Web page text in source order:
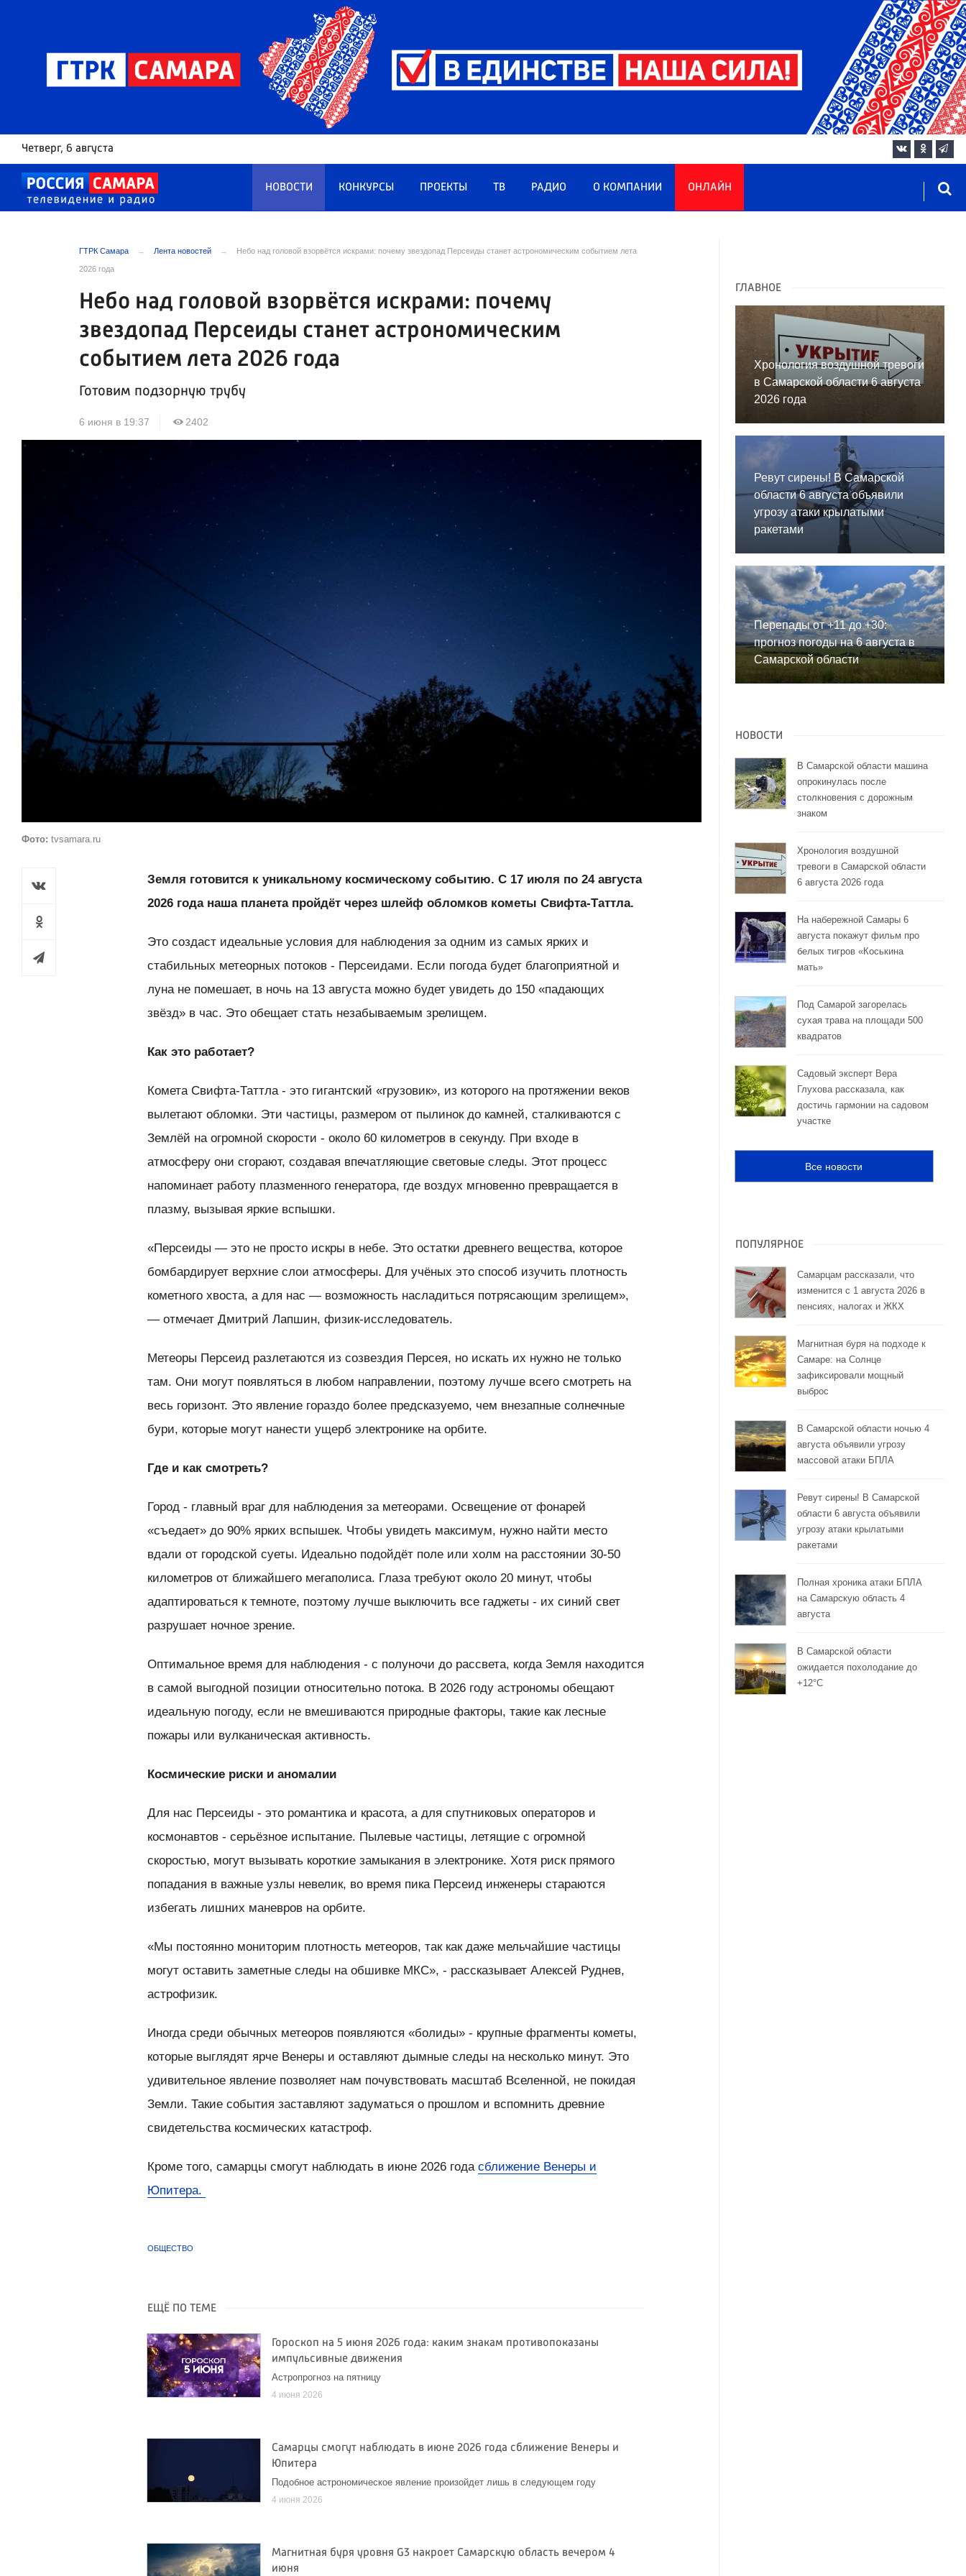
Четверг, 6 августа
НОВОСТИ КОНКУРСЫ ПРОЕКТЫ ТВ РАДИО О КОМПАНИИ ОНЛАЙН
ГТРК Самара Лента новостей Небо над головой взорвётся искрами: почему звездопад Персеиды станет астрономическим событием лета
2026 года
Небо над головой взорвётся искрами: почему
звездопад Персеиды станет астрономическим
событием лета 2026 года
Готовим подзорную трубу
6 июня в 19:37 2402
Фото: tvsamara.ru
Земля готовится к уникальному космическому событию. С 17 июля по 24 августа
2026 года наша планета пройдёт через шлейф обломков кометы Свифта-Таттла.
Это создаст идеальные условия для наблюдения за одним из самых ярких и
стабильных метеорных потоков - Персеидами. Если погода будет благоприятной и
луна не помешает, в ночь на 13 августа можно будет увидеть до 150 «падающих
звёзд» в час. Это обещает стать незабываемым зрелищем.
Как это работает?
Комета Свифта-Таттла - это гигантский «грузовик», из которого на протяжении веков
вылетают обломки. Эти частицы, размером от пылинок до камней, сталкиваются с
Землёй на огромной скорости - около 60 километров в секунду. При входе в
атмосферу они сгорают, создавая впечатляющие световые следы. Этот процесс
напоминает работу плазменного генератора, где воздух мгновенно превращается в
плазму, вызывая яркие вспышки.
«Персеиды — это не просто искры в небе. Это остатки древнего вещества, которое
бомбардирует верхние слои атмосферы. Для учёных это способ изучить плотность
кометного хвоста, а для нас — возможность насладиться потрясающим зрелищем»,
— отмечает Дмитрий Лапшин, физик-исследователь.
Метеоры Персеид разлетаются из созвездия Персея, но искать их нужно не только
там. Они могут появляться в любом направлении, поэтому лучше всего смотреть на
весь горизонт. Это явление гораздо более предсказуемо, чем внезапные солнечные
бури, которые могут нанести ущерб электронике на орбите.
Где и как смотреть?
Город - главный враг для наблюдения за метеорами. Освещение от фонарей
«съедает» до 90% ярких вспышек. Чтобы увидеть максимум, нужно найти место
вдали от городской суеты. Идеально подойдёт поле или холм на расстоянии 30-50
километров от ближайшего мегаполиса. Глаза требуют около 20 минут, чтобы
адаптироваться к темноте, поэтому лучше выключить все гаджеты - их синий свет
разрушает ночное зрение.
Оптимальное время для наблюдения - с полуночи до рассвета, когда Земля находится
в самой выгодной позиции относительно потока. В 2026 году астрономы обещают
идеальную погоду, если не вмешиваются природные факторы, такие как лесные
пожары или вулканическая активность.
Космические риски и аномалии
Для нас Персеиды - это романтика и красота, а для спутниковых операторов и
космонавтов - серьёзное испытание. Пылевые частицы, летящие с огромной
скоростью, могут вызывать короткие замыкания в электронике. Хотя риск прямого
попадания в важные узлы невелик, во время пика Персеид инженеры стараются
избегать лишних маневров на орбите.
«Мы постоянно мониторим плотность метеоров, так как даже мельчайшие частицы
могут оставить заметные следы на обшивке МКС», - рассказывает Алексей Руднев,
астрофизик.
Иногда среди обычных метеоров появляются «болиды» - крупные фрагменты кометы,
которые выглядят ярче Венеры и оставляют дымные следы на несколько минут. Это
удивительное явление позволяет нам почувствовать масштаб Вселенной, не покидая
Земли. Такие события заставляют задуматься о прошлом и вспомнить древние
свидетельства космических катастроф.
Кроме того, самарцы смогут наблюдать в июне 2026 годасближение Венеры и
Юпитера.
ОБЩЕСТВО
ЕЩЁ ПО ТЕМЕ
Гороскоп на 5 июня 2026 года: каким знакам противопоказаны
импульсивные движения
Астропрогноз на пятницу
4 июня 2026
Самарцы смогут наблюдать в июне 2026 года сближение Венеры и
Юпитера
Подобное астрономическое явление произойдет лишь в следующем году
4 июня 2026
Магнитная буря уровня G3 накроет Самарскую область вечером 4
июня
ГЛАВНОЕ
Хронология воздушной тревоги
в Самарской области 6 августа
2026 года
Ревут сирены! В Самарской
области 6 августа объявили
угрозу атаки крылатыми
ракетами
Перепады от +11 до +30:
прогноз погоды на 6 августа в
Самарской области
НОВОСТИ
В Самарской области машина
опрокинулась после
столкновения с дорожным
знаком
Хронология воздушной
тревоги в Самарской области
6 августа 2026 года
На набережной Самары 6
августа покажут фильм про
белых тигров «Коськина
мать»
Под Самарой загорелась
сухая трава на площади 500
квадратов
Садовый эксперт Вера
Глухова рассказала, как
достичь гармонии на садовом
участке
Все новости
ПОПУЛЯРНОЕ
Самарцам рассказали, что
изменится с 1 августа 2026 в
пенсиях, налогах и ЖКХ
Магнитная буря на подходе к
Самаре: на Солнце
зафиксировали мощный
выброс
В Самарской области ночью 4
августа объявили угрозу
массовой атаки БПЛА
Ревут сирены! В Самарской
области 6 августа объявили
угрозу атаки крылатыми
ракетами
Полная хроника атаки БПЛА
на Самарскую область 4
августа
В Самарской области
ожидается похолодание до
+12°C